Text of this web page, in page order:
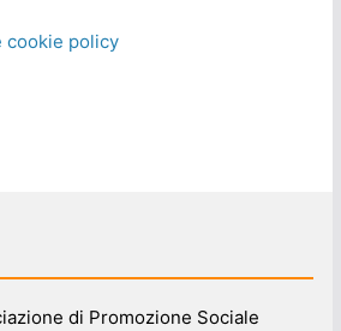
cookie policy
di Promozione Sociale